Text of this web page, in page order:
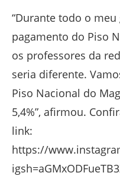
“Durante todo o
pagamento do Piso
os professores da
seria diferente.
Piso Nacional do
5,4%”, afirmou.
link:
https://